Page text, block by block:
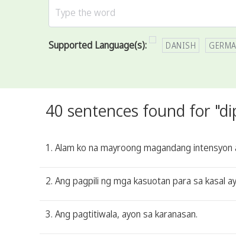
Supported Language(s): DANISH
40 sentences found for
1. Alam ko na mayroong magandang
2. Ang pagpili ng mga kasuotan para sa kasal
3. Ang pagtitiwala, ayon sa karanasan.